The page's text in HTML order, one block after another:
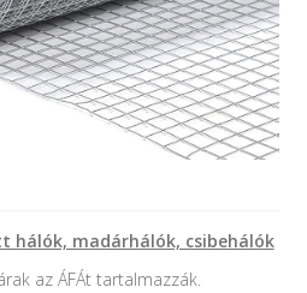
hálók, madárhálók, csibehálók
az ÁFÁt tartalmazzák.